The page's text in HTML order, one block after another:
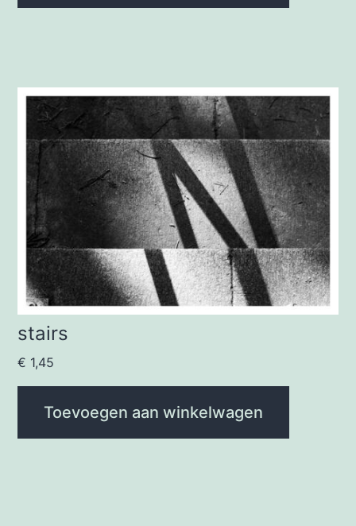
stairs
€ 1,45
Toevoegen aan winkelwagen